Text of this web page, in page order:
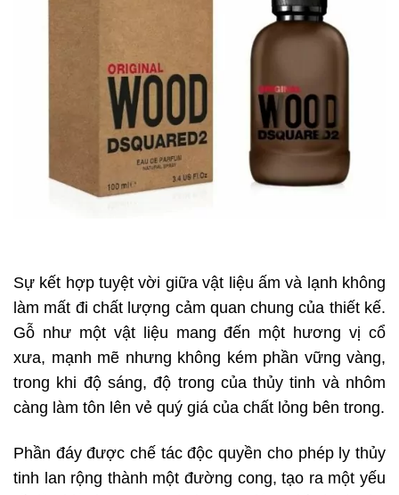
Sự kết hợp tuyệt vời giữa vật liệu ấm và lạnh không
làm mất đi chất lượng cảm quan chung của thiết kế.
Gỗ như một vật liệu mang đến một hương vị cổ
xưa, mạnh mẽ nhưng không kém phần vững vàng,
trong khi độ sáng, độ trong của thủy tinh và nhôm
càng làm tôn lên vẻ quý giá của chất lỏng bên trong.
Phần đáy được chế tác độc quyền cho phép ly thủy
tinh lan rộng thành một đường cong, tạo ra một yếu